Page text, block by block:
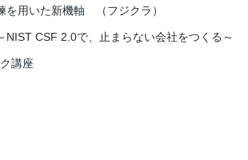
を用いた新機軸 （フジクラ）
CSF 2.0で、止まらない会社をつくる～
講座